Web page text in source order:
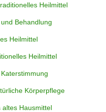
Heilmittel
Behandlung
Heilmittel
Heilmittel
Körperpflege
Hausmittel